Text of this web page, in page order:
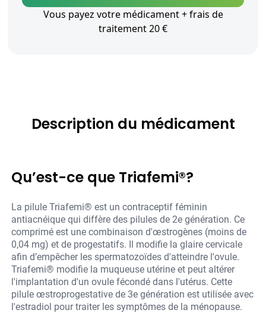
Vous payez votre médicament + frais de
traitement 20 €
Description du médicament
Qu’est-ce que Triafemi®?
La pilule Triafemi® est un contraceptif féminin
antiacnéique qui diffère des pilules de 2e génération. Ce
comprimé est une combinaison d'œstrogènes (moins de
0,04 mg) et de progestatifs. Il modifie la glaire cervicale
afin d’empêcher les spermatozoïdes d'atteindre l'ovule.
Triafemi® modifie la muqueuse utérine et peut altérer
l'implantation d'un ovule fécondé dans l'utérus. Cette
pilule œstroprogestative de 3e génération est utilisée avec
l'estradiol pour traiter les symptômes de la ménopause.